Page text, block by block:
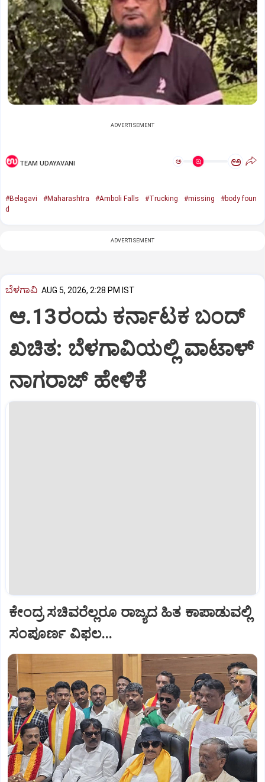
ADVERTISEMENT
TEAM UDAYAVANI ಅ ಅ
#Belagavi #Maharashtra #Amboli Falls #Trucking #missing
#body foun
d
ADVERTISEMENT
ಬೆಳಗಾವಿ AUG 5, 2026, 2:28 PM IST
ಆ.13ರಂದು ಕರ್ನಾಟಕ ಬಂದ್
ಖಚಿತ: ಬೆಳಗಾವಿಯಲ್ಲಿ ವಾಟಾಳ್
ನಾಗರಾಜ್ ಹೇಳಿಕೆ
ಕೇಂದ್ರ ಸಚಿವರೆಲ್ಲರೂ ರಾಜ್ಯದ ಹಿತ ಕಾಪಾಡುವಲ್ಲಿ
ಸಂಪೂರ್ಣ ವಿಫಲ...